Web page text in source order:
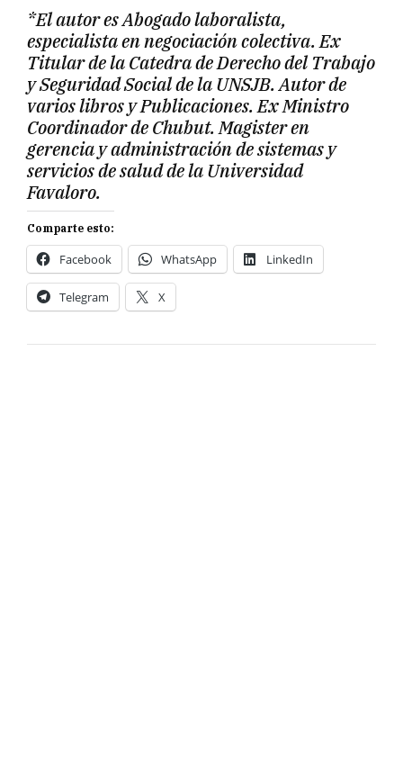
*El autor es Abogado laboralista,
especialista en negociación colectiva. Ex
Titular de la Catedra de Derecho del Trabajo
y Seguridad Social de la UNSJB. Autor de
varios libros y Publicaciones. Ex Ministro
Coordinador de Chubut. Magister en
gerencia y administración de sistemas y
servicios de salud de la Universidad
Favaloro.
Comparte esto:
Facebook WhatsApp LinkedIn
Telegram X